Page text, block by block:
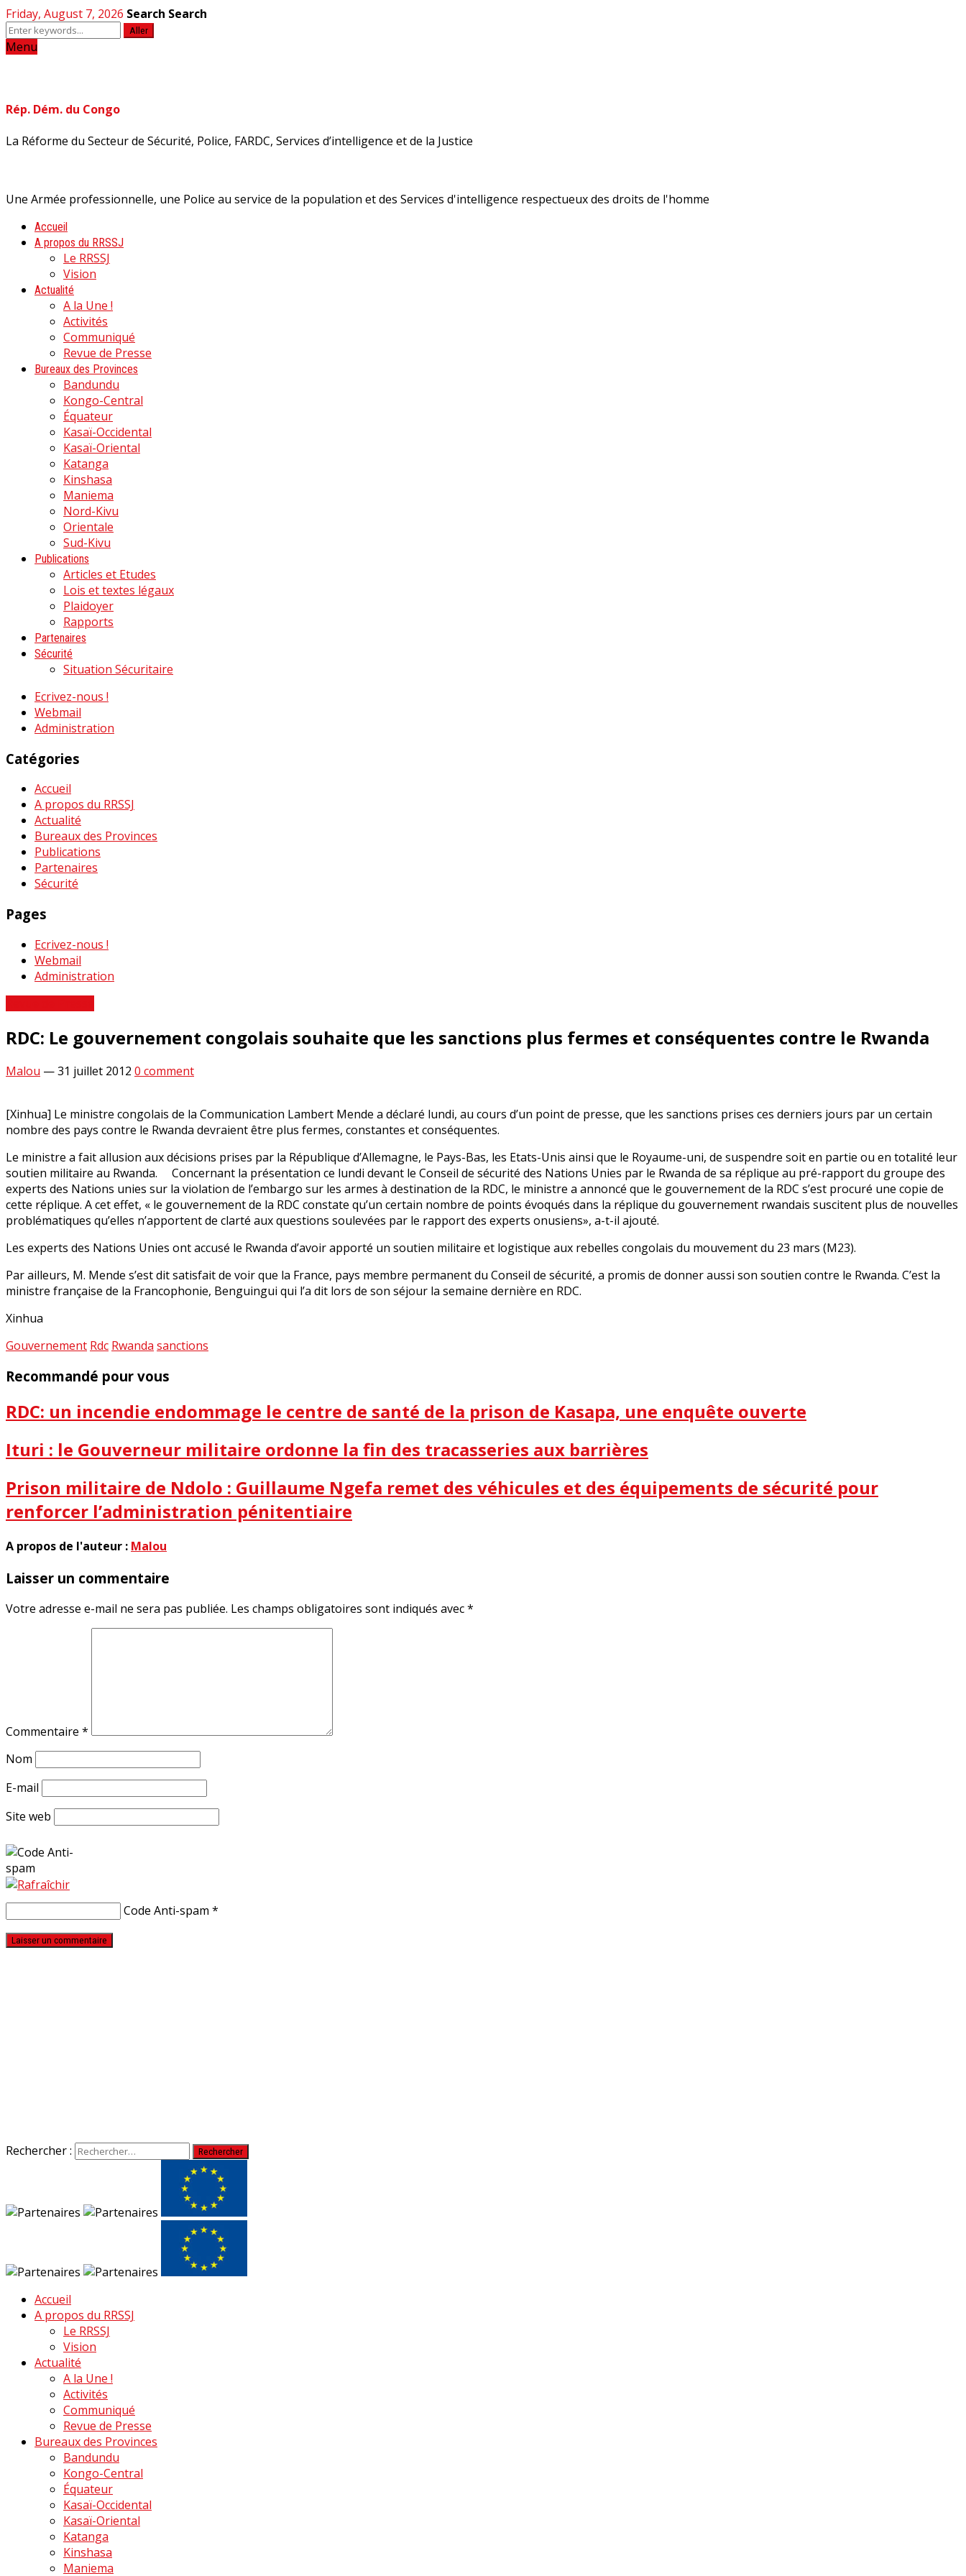
Friday, August 7, 2026 Search Search
Aller
Menu
Rép. Dém. du Congo
La Réforme du Secteur de Sécurité, Police, FARDC, Services d’intelligence et de la Justice
Une Armée professionnelle, une Police au service de la population et des Services d'intelligence respectueux des droits de l'homme
Accueil
A propos du RRSSJ
Le RRSSJ
Vision
Actualité
A la Une !
Activités
Communiqué
Revue de Presse
Bureaux des Provinces
Bandundu
Kongo-Central
Équateur
Kasaï-Occidental
Kasaï-Oriental
Katanga
Kinshasa
Maniema
Nord-Kivu
Orientale
Sud-Kivu
Publications
Articles et Etudes
Lois et textes légaux
Plaidoyer
Rapports
Partenaires
Sécurité
Situation Sécuritaire
Ecrivez-nous !
Webmail
Administration
Catégories
Accueil
A propos du RRSSJ
Actualité
Bureaux des Provinces
Publications
Partenaires
Sécurité
Pages
Ecrivez-nous !
Webmail
Administration
RDC: Le gouvernement congolais souhaite que les sanctions plus fermes et conséquentes contre le Rwanda
Malou —31 juillet 2012 0 comment
[Xinhua] Le ministre congolais de la Communication Lambert Mende a déclaré lundi, au cours d’un point de presse, que les sanctions prises ces derniers jours par un certain
nombre des pays contre le Rwanda devraient être plus fermes, constantes et conséquentes.
Le ministre a fait allusion aux décisions prises par la République d’Allemagne, le Pays-Bas, les Etats-Unis ainsi que le Royaume-uni, de suspendre soit en partie ou en totalité leur
soutien militaire au Rwanda. Concernant la présentation ce lundi devant le Conseil de sécurité des Nations Unies par le Rwanda de sa réplique au pré-rapport du groupe des
experts des Nations unies sur la violation de l’embargo sur les armes à destination de la RDC, le ministre a annoncé que le gouvernement de la RDC s’est procuré une copie de
cette réplique. A cet effet, « le gouvernement de la RDC constate qu’un certain nombre de points évoqués dans la réplique du gouvernement rwandais suscitent plus de nouvelles
problématiques qu’elles n’apportent de clarté aux questions soulevées par le rapport des experts onusiens», a-t-il ajouté.
Les experts des Nations Unies ont accusé le Rwanda d’avoir apporté un soutien militaire et logistique aux rebelles congolais du mouvement du 23 mars (M23).
Par ailleurs, M. Mende s’est dit satisfait de voir que la France, pays membre permanent du Conseil de sécurité, a promis de donner aussi son soutien contre le Rwanda. C’est la
ministre française de la Francophonie, Benguingui qui l’a dit lors de son séjour la semaine dernière en RDC.
Xinhua
Gouvernement Rdc Rwanda sanctions
Recommandé pour vous
RDC: un incendie endommage le centre de santé de la prison de Kasapa, une enquête ouverte
Ituri : le Gouverneur militaire ordonne la fin des tracasseries aux barrières
Prison militaire de Ndolo : Guillaume Ngefa remet des véhicules et des équipements de sécurité pour
renforcer l’administration pénitentiaire
A propos de l'auteur : Malou
Laisser un commentaire
Votre adresse e-mail ne sera pas publiée. Les champs obligatoires sont indiqués avec*
Commentaire *
Nom
E-mail
Site web
Code Anti-spam *
Rechercher :
Accueil
A propos du RRSSJ
Le RRSSJ
Vision
Actualité
A la Une !
Activités
Communiqué
Revue de Presse
Bureaux des Provinces
Bandundu
Kongo-Central
Équateur
Kasaï-Occidental
Kasaï-Oriental
Katanga
Kinshasa
Maniema